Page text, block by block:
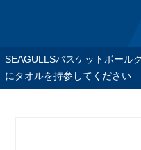
SEAGULLSバスケットボール
にタオルを持参してください